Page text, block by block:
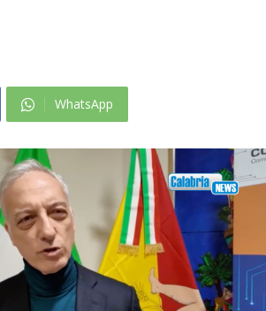
WhatsApp